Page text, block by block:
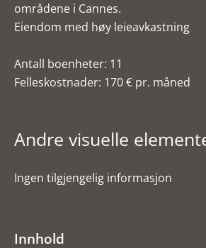
områdene i Cannes.
Eiendom med høy leieavkastning
Antall boenheter: 11
Felleskostnader: 170 € pr. måned
Andre visuelle
Ingen tilgjengelig informasjon
Innhold